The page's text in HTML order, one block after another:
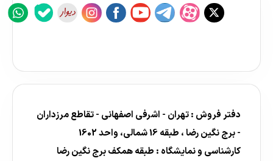
دفتر فروش : تهران - اشرفی اصفهانی - تقاطع مرزداران
- برج نگین رضا ، طبقه 16 شمالی، واحد 1602
کارشناسی و نمایشگاه : طبقه همکف برج نگین رضا